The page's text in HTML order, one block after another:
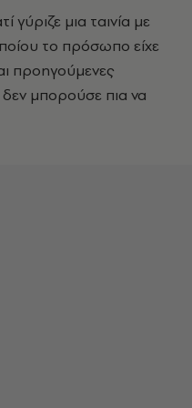
γύριζε μια ταινία με
το πρόσωπο είχε
προηγούμενες
μπορούσε πια να